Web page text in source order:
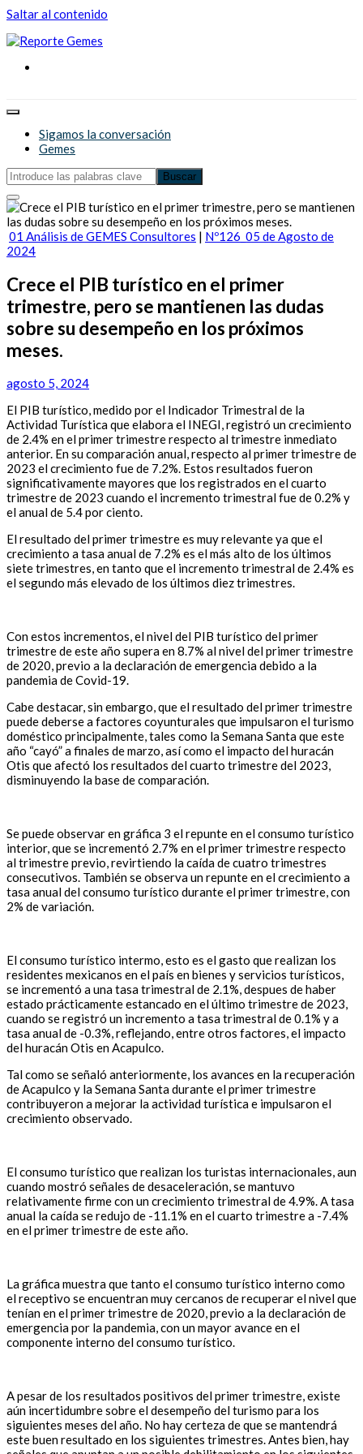
Saltar al contenido
Reporte Gemes
Sigamos la conversación
Gemes
01 Análisis de GEMES Consultores | Nº126_05 de Agosto de
2024
Crece el PIB turístico en el primer
trimestre, pero se mantienen las dudas
sobre su desempeño en los próximos
meses.
agosto 5, 2024
El PIB turístico, medido por el Indicador Trimestral de la
Actividad Turística que elabora el INEGI, registró un crecimiento
de 2.4% en el primer trimestre respecto al trimestre inmediato
anterior. En su comparación anual, respecto al primer trimestre de
2023 el crecimiento fue de 7.2%. Estos resultados fueron
significativamente mayores que los registrados en el cuarto
trimestre de 2023 cuando el incremento trimestral fue de 0.2% y
el anual de 5.4 por ciento.
El resultado del primer trimestre es muy relevante ya que el
crecimiento a tasa anual de 7.2% es el más alto de los últimos
siete trimestres, en tanto que el incremento trimestral de 2.4% es
el segundo más elevado de los últimos diez trimestres.
Con estos incrementos, el nivel del PIB turístico del primer
trimestre de este año supera en 8.7% al nivel del primer trimestre
de 2020, previo a la declaración de emergencia debido a la
pandemia de Covid-19.
Cabe destacar, sin embargo, que el resultado del primer trimestre
puede deberse a factores coyunturales que impulsaron el turismo
doméstico principalmente, tales como la Semana Santa que este
año “cayó” a finales de marzo, así como el impacto del huracán
Otis que afectó los resultados del cuarto trimestre del 2023,
disminuyendo la base de comparación.
Se puede observar en gráfica 3 el repunte en el consumo turístico
interior, que se incrementó 2.7% en el primer trimestre respecto
al trimestre previo, revirtiendo la caída de cuatro trimestres
consecutivos. También se observa un repunte en el crecimiento a
tasa anual del consumo turístico durante el primer trimestre, con
2% de variación.
El consumo turístico intermo, esto es el gasto que realizan los
residentes mexicanos en el país en bienes y servicios turísticos,
se incrementó a una tasa trimestral de 2.1%, despues de haber
estado prácticamente estancado en el último trimestre de 2023,
cuando se registró un incremento a tasa trimestral de 0.1% y a
tasa anual de -0.3%, reflejando, entre otros factores, el impacto
del huracán Otis en Acapulco.
Tal como se señaló anteriormente, los avances en la recuperación
de Acapulco y la Semana Santa durante el primer trimestre
contribuyeron a mejorar la actividad turística e impulsaron el
crecimiento observado.
El consumo turístico que realizan los turistas internacionales, aun
cuando mostró señales de desaceleración, se mantuvo
relativamente firme con un crecimiento trimestral de 4.9%. A tasa
anual la caída se redujo de -11.1% en el cuarto trimestre a -7.4%
en el primer trimestre de este año.
La gráfica muestra que tanto el consumo turístico interno como
el receptivo se encuentran muy cercanos de recuperar el nivel que
tenían en el primer trimestre de 2020, previo a la declaración de
emergencia por la pandemia, con un mayor avance en el
componente interno del consumo turístico.
A pesar de los resultados positivos del primer trimestre, existe
aún incertidumbre sobre el desempeño del turismo para los
siguientes meses del año. No hay certeza de que se mantendrá
este buen resultado en los siguientes trimestres. Antes bien, hay